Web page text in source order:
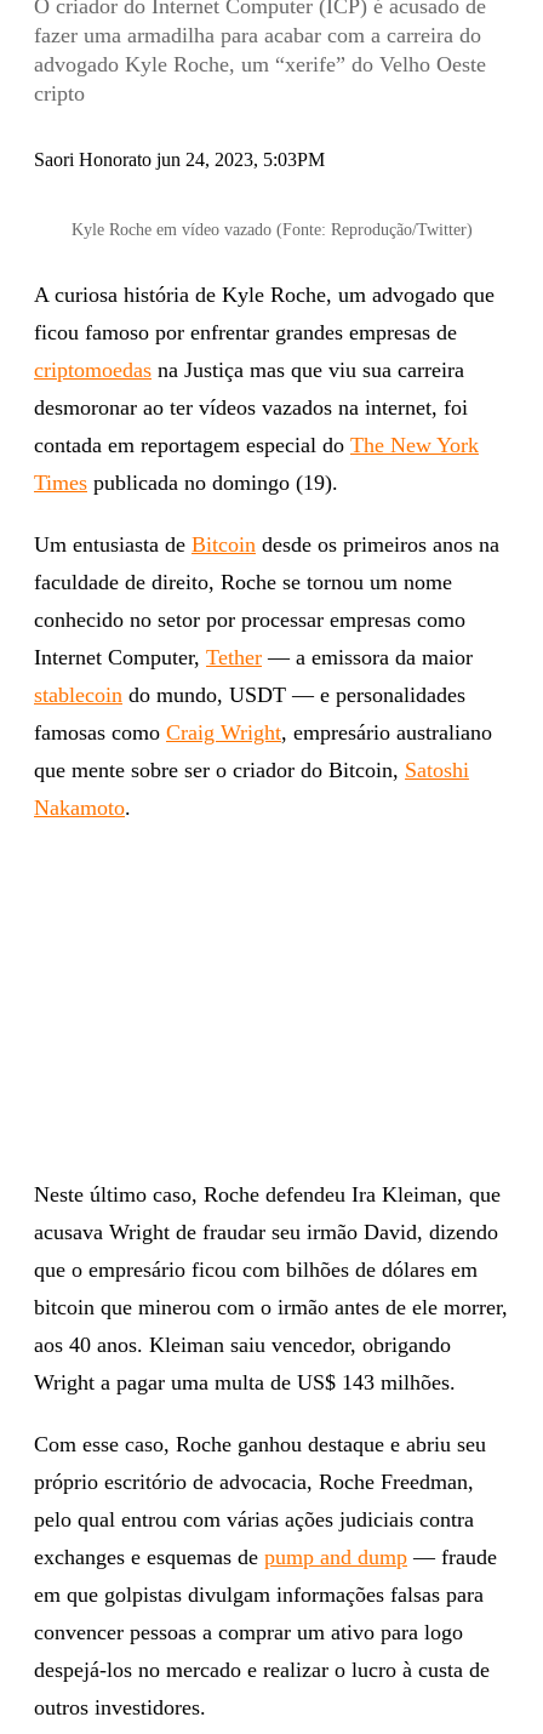
O criador do Internet Computer (ICP) é acusado de
fazer uma armadilha para acabar com a carreira do
advogado Kyle Roche, um “xerife” do Velho Oeste
cripto
Saori Honorato jun 24, 2023, 5:03PM
Kyle Roche em vídeo vazado (Fonte: Reprodução/Twitter)
A curiosa história de Kyle Roche, um advogado que
ficou famoso por enfrentar grandes empresas de
criptomoedas na Justiça mas que viu sua carreira
desmoronar ao ter vídeos vazados na internet, foi
contada em reportagem especial do The New York
Times publicada no domingo (19).
Um entusiasta de Bitcoin desde os primeiros anos na
faculdade de direito, Roche se tornou um nome
conhecido no setor por processar empresas como
Internet Computer, Tether — a emissora da maior
stablecoin do mundo, USDT — e personalidades
famosas como Craig Wright, empresário australiano
que mente sobre ser o criador do Bitcoin, Satoshi
Nakamoto.
Neste último caso, Roche defendeu Ira Kleiman, que
acusava Wright de fraudar seu irmão David, dizendo
que o empresário ficou com bilhões de dólares em
bitcoin que minerou com o irmão antes de ele morrer,
aos 40 anos. Kleiman saiu vencedor, obrigando
Wright a pagar uma multa de US$ 143 milhões.
Com esse caso, Roche ganhou destaque e abriu seu
próprio escritório de advocacia, Roche Freedman,
pelo qual entrou com várias ações judiciais contra
exchanges e esquemas de pump and dump — fraude
em que golpistas divulgam informações falsas para
convencer pessoas a comprar um ativo para logo
despejá-los no mercado e realizar o lucro à custa de
outros investidores.